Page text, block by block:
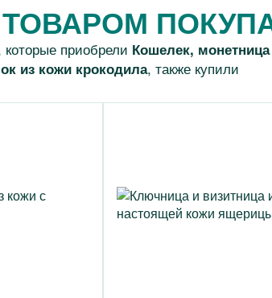
которые приобрели Кошелек,
из кожи крокодила, также купили